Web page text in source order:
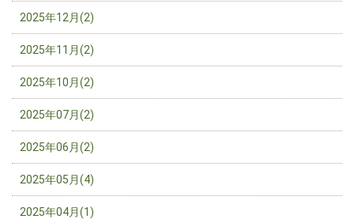
2025年12月(2)
2025年11月(2)
2025年10月(2)
2025年07月(2)
2025年06月(2)
2025年05月(4)
2025年04月(1)